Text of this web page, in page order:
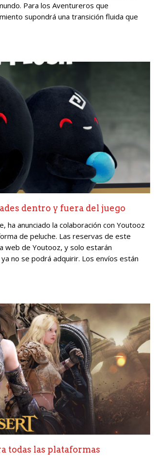
Para los Aventureros que
supondrá una transición fluida que
dentro y fuera del juego
ha anunciado la colaboración con Youtooz
de peluche. Las reservas de este
web de Youtooz, y solo estarán
no se podrá adquirir. Los envíos están
todas las plataformas